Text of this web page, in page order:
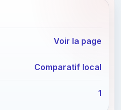
Voir la page
Comparatif local
1